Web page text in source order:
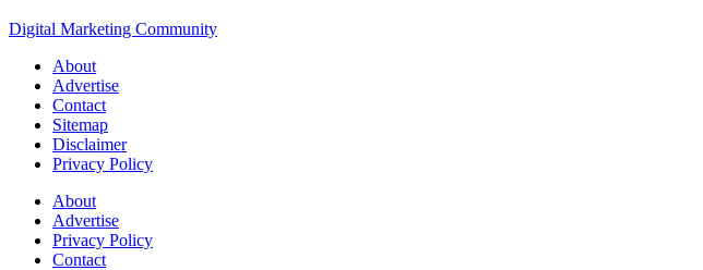
Digital Marketing Community
About
Advertise
Contact
Sitemap
Disclaimer
Privacy Policy
About
Advertise
Privacy Policy
Contact